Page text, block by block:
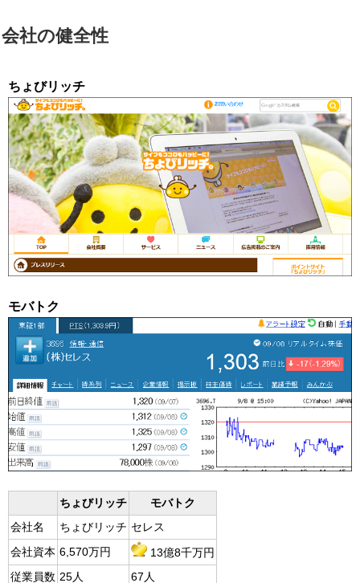
会社の健全性
ちょびリッチ
モバトク
ちょびリッチ
モバトク
会社名
ちょびリッチ セレス
会社資本 6,570万円
13億8千万円
従業員数 25人 67人